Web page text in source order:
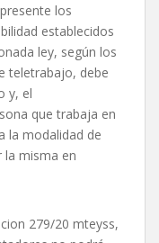
los
establecidos
ley, según los
teletrabajo, debe
y, el
que trabaja en
la modalidad de
misma en